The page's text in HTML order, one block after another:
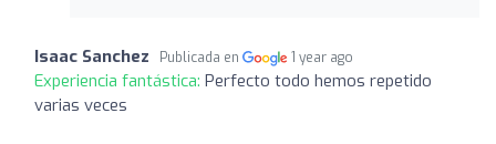
Isaac Sanchez Publicada en 1 year ago
Experiencia fantástica: Perfecto todo hemos repetido
varias veces